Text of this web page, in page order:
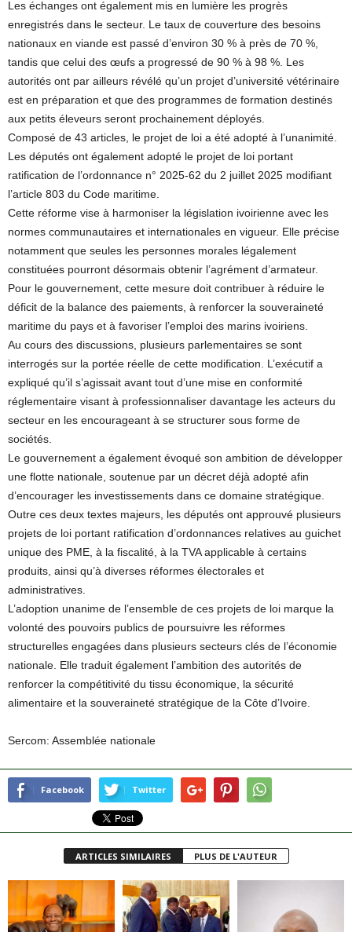
Les échanges ont également mis en lumière les progrès
enregistrés dans le secteur. Le taux de couverture des besoins
nationaux en viande est passé d’environ 30 % à près de 70 %,
tandis que celui des œufs a progressé de 90 % à 98 %. Les
autorités ont par ailleurs révélé qu’un projet d’université vétérinaire
est en préparation et que des programmes de formation destinés
aux petits éleveurs seront prochainement déployés.
Composé de 43 articles, le projet de loi a été adopté à l’unanimité.
Les députés ont également adopté le projet de loi portant
ratification de l’ordonnance n° 2025-62 du 2 juillet 2025 modifiant
l’article 803 du Code maritime.
Cette réforme vise à harmoniser la législation ivoirienne avec les
normes communautaires et internationales en vigueur. Elle précise
notamment que seules les personnes morales légalement
constituées pourront désormais obtenir l’agrément d’armateur.
Pour le gouvernement, cette mesure doit contribuer à réduire le
déficit de la balance des paiements, à renforcer la souveraineté
maritime du pays et à favoriser l’emploi des marins ivoiriens.
Au cours des discussions, plusieurs parlementaires se sont
interrogés sur la portée réelle de cette modification. L’exécutif a
expliqué qu’il s’agissait avant tout d’une mise en conformité
réglementaire visant à professionnaliser davantage les acteurs du
secteur en les encourageant à se structurer sous forme de
sociétés.
Le gouvernement a également évoqué son ambition de développer
une flotte nationale, soutenue par un décret déjà adopté afin
d’encourager les investissements dans ce domaine stratégique.
Outre ces deux textes majeurs, les députés ont approuvé plusieurs
projets de loi portant ratification d’ordonnances relatives au guichet
unique des PME, à la fiscalité, à la TVA applicable à certains
produits, ainsi qu’à diverses réformes électorales et
administratives.
L’adoption unanime de l’ensemble de ces projets de loi marque la
volonté des pouvoirs publics de poursuivre les réformes
structurelles engagées dans plusieurs secteurs clés de l’économie
nationale. Elle traduit également l’ambition des autorités de
renforcer la compétitivité du tissu économique, la sécurité
alimentaire et la souveraineté stratégique de la Côte d’Ivoire.
Sercom: Assemblée nationale
Facebook Twitter
ARTICLES SIMILAIRES PLUS DE L'AUTEUR